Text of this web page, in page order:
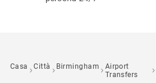
Casa Città Birmingham
Airport
Transfers